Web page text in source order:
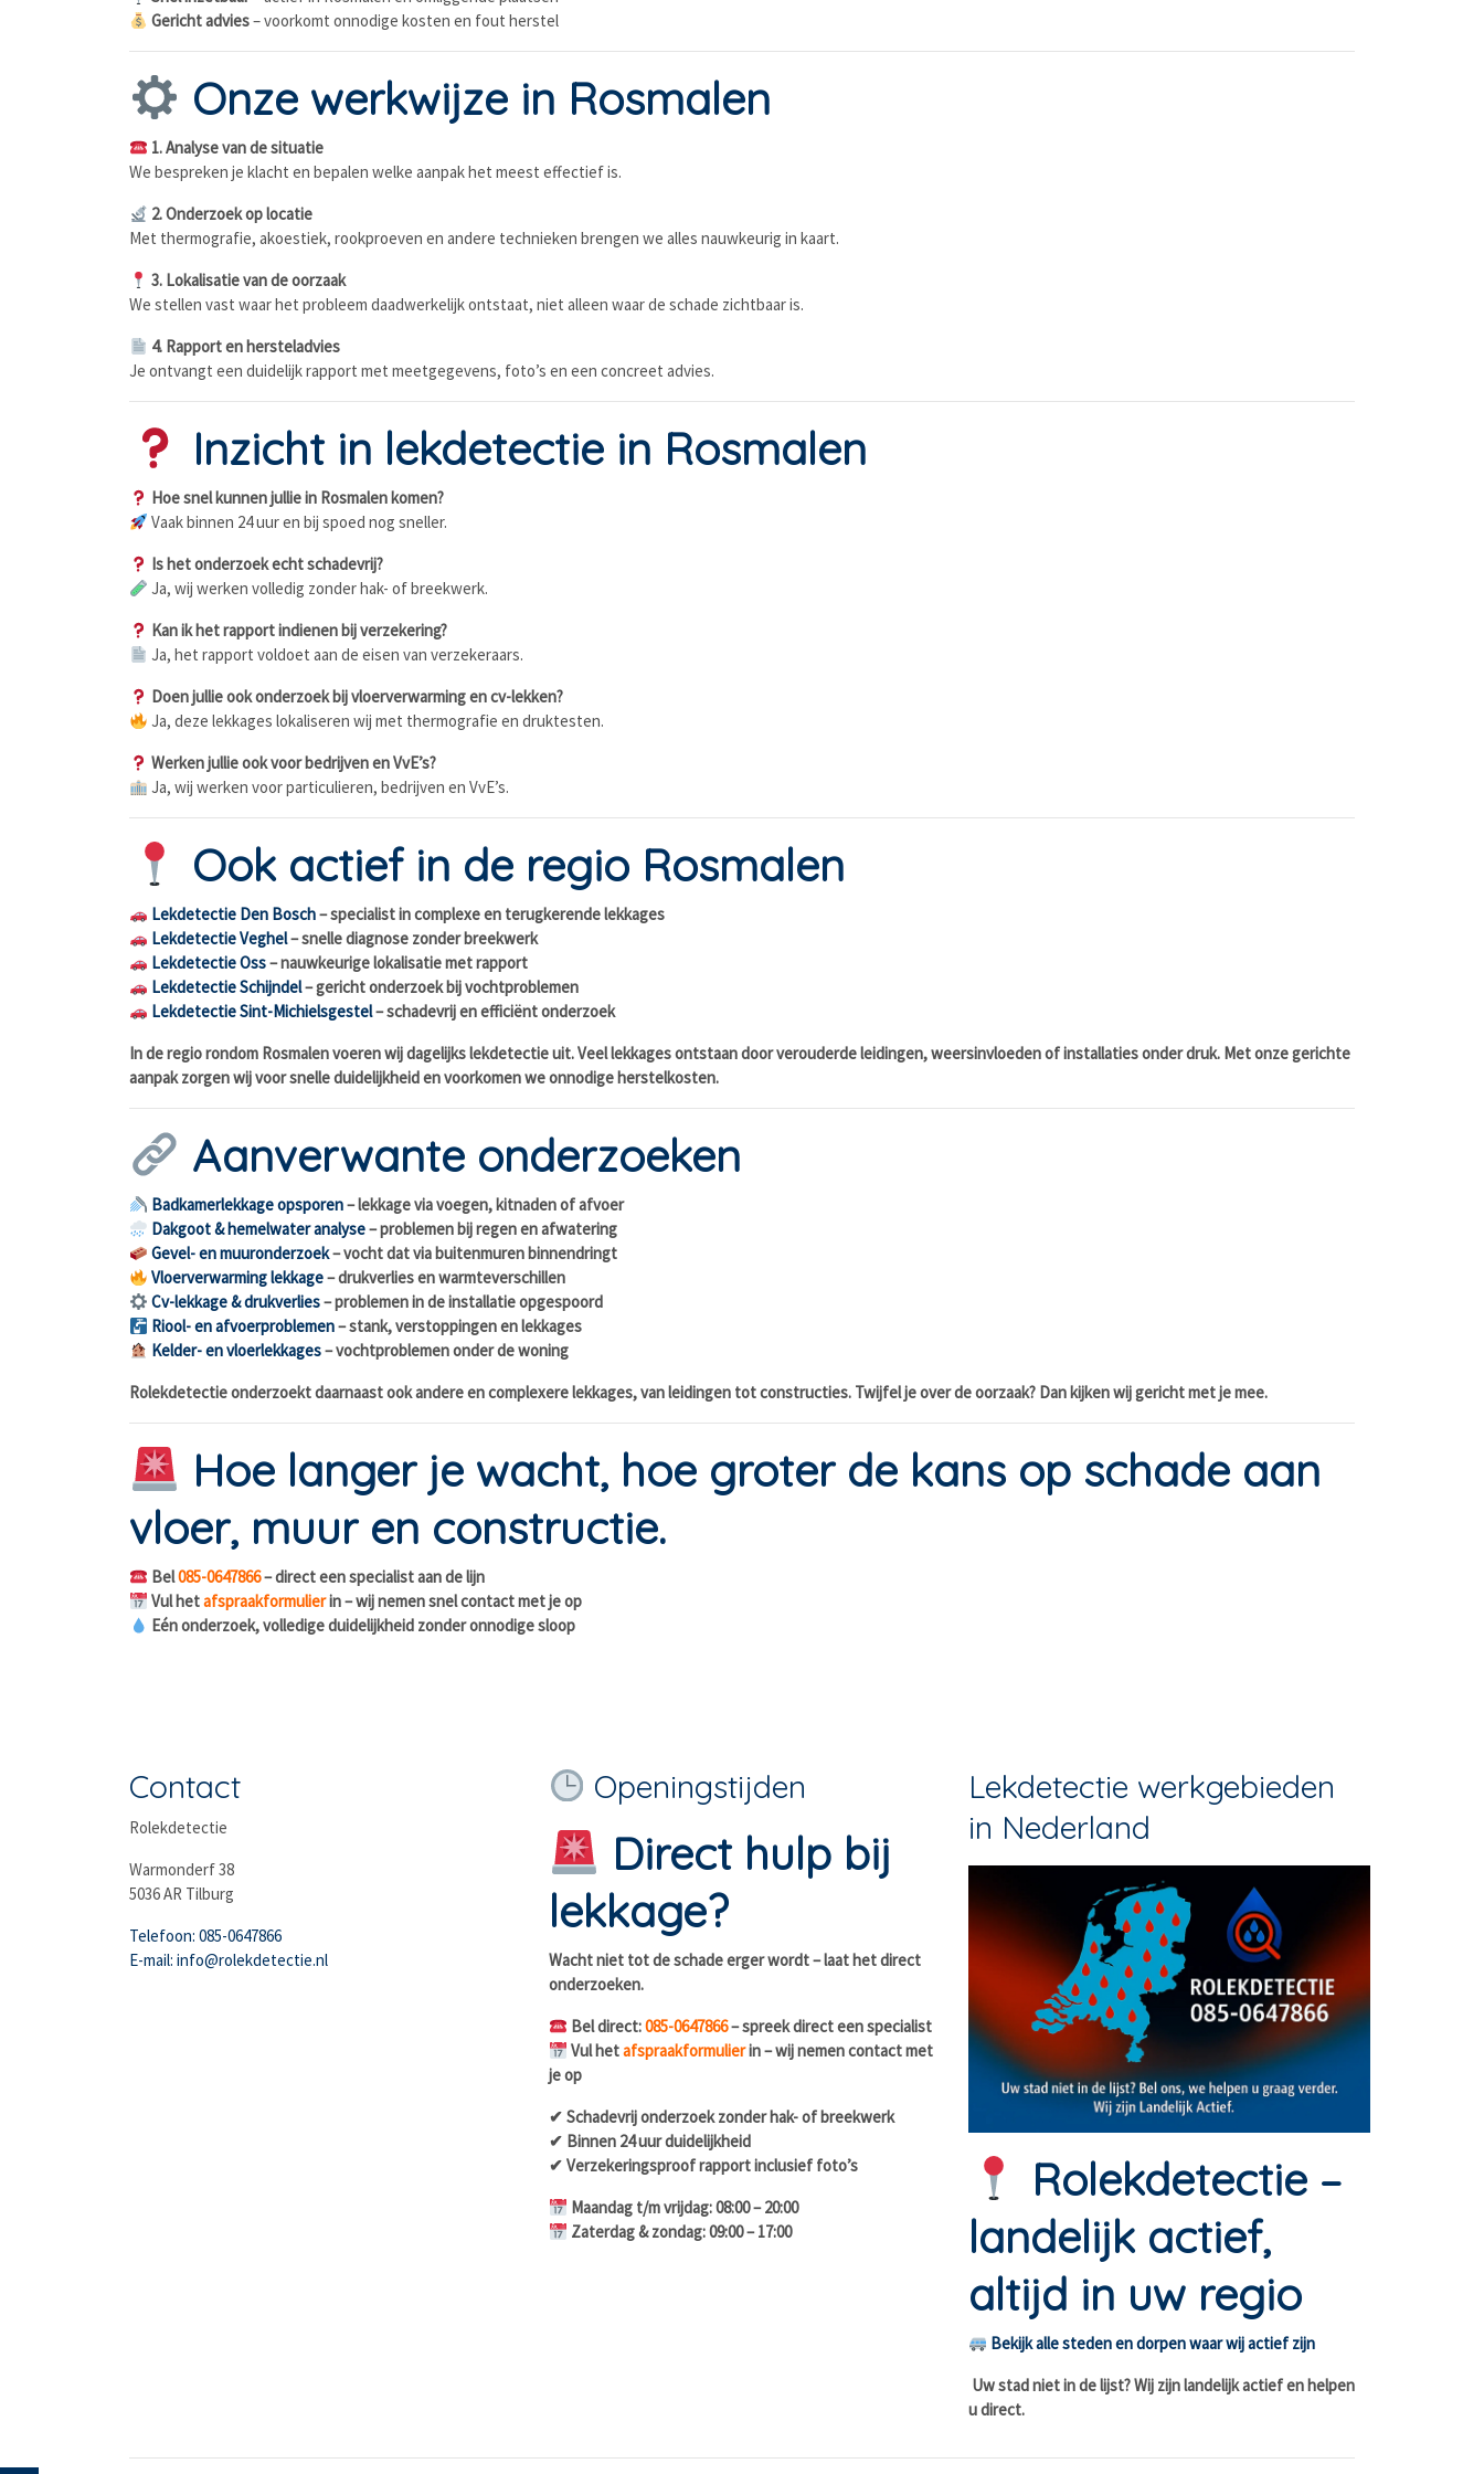
Gericht advies– voorkomt onnodige kosten en fout herstel
Onze werkwijze in Rosmalen
1. Analyse van de situatie
We bespreken je klacht en bepalen welke aanpak het meest effectief is.
2. Onderzoek op locatie
Met thermografie, akoestiek, rookproeven en andere technieken brengen we alles nauwkeurig in kaart.
3. Lokalisatie van de oorzaak
We stellen vast waar het probleem daadwerkelijk ontstaat, niet alleen waar de schade zichtbaar is.
4. Rapport en hersteladvies
Je ontvangt een duidelijk rapport met meetgegevens, foto’s en een concreet advies.
Inzicht in lekdetectie in Rosmalen
Hoe snel kunnen jullie in Rosmalen komen?
Vaak binnen 24 uur en bij spoed nog sneller.
Is het onderzoek echt schadevrij?
Ja, wij werken volledig zonder hak- of breekwerk.
Kan ik het rapport indienen bij verzekering?
Ja, het rapport voldoet aan de eisen van verzekeraars.
Doen jullie ook onderzoek bij vloerverwarming en cv-lekken?
Ja, deze lekkages lokaliseren wij met thermografie en druktesten.
Werken jullie ook voor bedrijven en VvE’s?
Ja, wij werken voor particulieren, bedrijven en VvE’s.
Ook actief in de regio Rosmalen
Lekdetectie Den Bosch– specialist in complexe en terugkerende lekkages
Lekdetectie Veghel– snelle diagnose zonder breekwerk
Lekdetectie Oss– nauwkeurige lokalisatie met rapport
Lekdetectie Schijndel– gericht onderzoek bij vochtproblemen
Lekdetectie Sint-Michielsgestel– schadevrij en efficiënt onderzoek
In de regio rondom Rosmalen voeren wij dagelijks lekdetectie uit. Veel lekkages ontstaan door verouderde leidingen, weersinvloeden of installaties onder druk. Met onze gerichte
aanpak zorgen wij voor snelle duidelijkheid en voorkomen we onnodige herstelkosten.
Aanverwante onderzoeken
Badkamerlekkage opsporen– lekkage via voegen, kitnaden of afvoer
Dakgoot & hemelwater analyse– problemen bij regen en afwatering
Gevel- en muuronderzoek– vocht dat via buitenmuren binnendringt
Vloerverwarming lekkage– drukverlies en warmteverschillen
Cv-lekkage & drukverlies– problemen in de installatie opgespoord
Riool- en afvoerproblemen– stank, verstoppingen en lekkages
Kelder- en vloerlekkages– vochtproblemen onder de woning
Rolekdetectie onderzoekt daarnaast ook andere en complexere lekkages, van leidingen tot constructies. Twijfel je over de oorzaak? Dan kijken wij gericht met je mee.
Hoe langer je wacht, hoe groter de kans op schade aan
vloer, muur en constructie.
Bel085-0647866– direct een specialist aan de lijn
Vul hetafspraakformulierin – wij nemen snel contact met je op
Eén onderzoek, volledige duidelijkheid zonder onnodige sloop
Contact
Rolekdetectie
Warmonderf 38
5036 AR Tilburg
Telefoon: 085-0647866
E-mail: info@rolekdetectie.nl
Openingstijden
Direct hulp bij
lekkage?
Wacht niet tot de schade erger wordt – laat het direct
onderzoeken.
Bel direct:085-0647866– spreek direct een specialist
Vul hetafspraakformulierin – wij nemen contact met
je op
✔ Schadevrij onderzoek zonder hak- of breekwerk
✔ Binnen 24 uur duidelijkheid
✔ Verzekeringsproof rapport inclusief foto’s
Maandag t/m vrijdag: 08:00 – 20:00
Zaterdag & zondag: 09:00 – 17:00
Lekdetectie werkgebieden
in Nederland
Rolekdetectie –
landelijk actief,
altijd in uw regio
Bekijk alle steden en dorpen waar wij actief zijn
Uw stad niet in de lijst? Wij zijn landelijk actief en helpen
u direct.